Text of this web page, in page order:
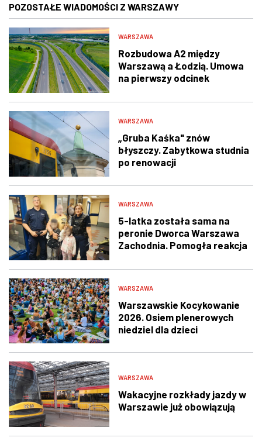
POZOSTAŁE WIADOMOŚCI Z WARSZAWY
WARSZAWA
Rozbudowa A2 między
Warszawą a Łodzią. Umowa
na pierwszy odcinek
WARSZAWA
„Gruba Kaśka" znów
błyszczy. Zabytkowa studnia
po renowacji
WARSZAWA
5-latka została sama na
peronie Dworca Warszawa
Zachodnia. Pomogła reakcja
WARSZAWA
Warszawskie Kocykowanie
2026. Osiem plenerowych
niedziel dla dzieci
WARSZAWA
Wakacyjne rozkłady jazdy w
Warszawie już obowiązują